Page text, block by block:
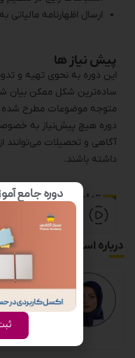
ارسال اظهارنامه مالیاتی
پیش نیاز ها
این دوره به نحوی تهیه و
ساده‌ترین شکل ممکن بیان
متوجه موضوعات مطرح شده
دوره هیچ پیش‌نیاز به
آگاهی و تحصیلات می‌توانند
داشته باشند.
محتوای دوره
ویدئو دوره
درباره استاد
دوره جامع